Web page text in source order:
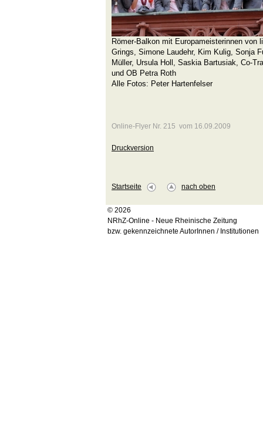
Römer-Balkon mit Europameisterinnen von
Grings, Simone Laudehr, Kim Kulig, Sonja
Müller, Ursula Holl, Saskia Bartusiak, Co-
und OB Petra Roth
Alle Fotos: Peter Hartenfelser
Online-Flyer Nr. 215 vom 16.09.2009
Druckversion
Startseite nach oben
© 2026
NRhZ-Online - Neue Rheinische Zeitung
bzw. gekennzeichnete AutorInnen / Institutionen